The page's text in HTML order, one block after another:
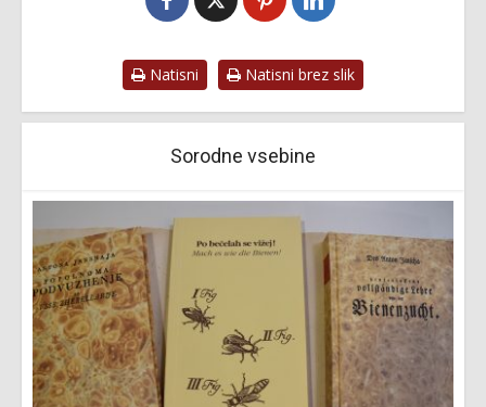
Natisni Natisni brez slik
Sorodne vsebine